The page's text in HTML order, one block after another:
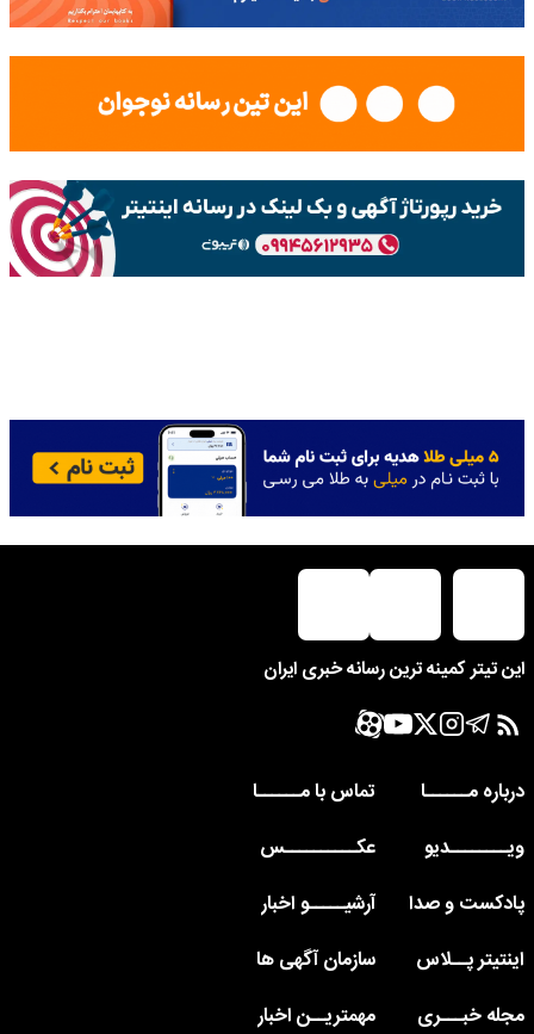
این تیتر کمینه ترین رسانه خبری ایران
درباره مــــــا
تماس با مــــــا
ویــــــــدیو
عکــــــــــس
پادکست و صدا
آرشیـــــو اخبار
اینتیتر پــلاس
سازمان آگهی ها
مجله خبـــری
مهمتریــن اخبار